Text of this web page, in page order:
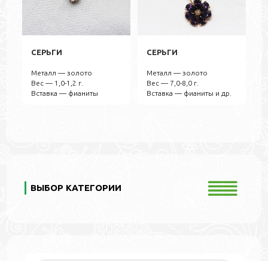
СЕРЬГИ
Металл — золото
Вес — 1,0-1,2 г.
Вставка — фианиты
СЕРЬГИ
Металл — золото
Вес — 7,0-8,0 г.
Вставка — фианиты и др.
ВЫБОР КАТЕГОРИИ